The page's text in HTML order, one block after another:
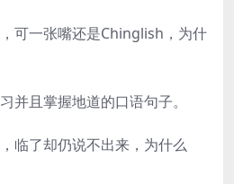
可一张嘴还是Chinglish，为什
并且掌握地道的口语句子。
临了却仍说不出来，为什么